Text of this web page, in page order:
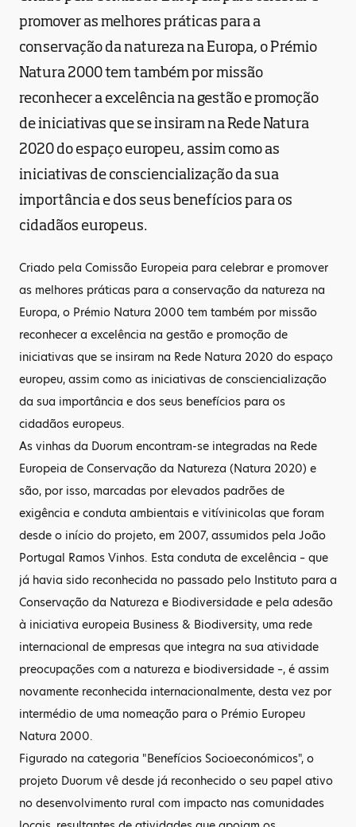
promover as melhores práticas para a
conservação da natureza na Europa, o Prémio
Natura 2000 tem também por missão
reconhecer a excelência na gestão e promoção
de iniciativas que se insiram na Rede Natura
2020 do espaço europeu, assim como as
iniciativas de consciencialização da sua
importância e dos seus benefícios para os
cidadãos europeus.
Criado pela Comissão Europeia para celebrar e promover
as melhores práticas para a conservação da natureza na
Europa, o Prémio Natura 2000 tem também por missão
reconhecer a excelência na gestão e promoção de
iniciativas que se insiram na Rede Natura 2020 do espaço
europeu, assim como as iniciativas de consciencialização
da sua importância e dos seus benefícios para os
cidadãos europeus.
As vinhas da Duorum encontram-se integradas na Rede
Europeia de Conservação da Natureza (Natura 2020) e
são, por isso, marcadas por elevados padrões de
exigência e conduta ambientais e vitívinicolas que foram
desde o início do projeto, em 2007, assumidos pela João
Portugal Ramos Vinhos. Esta conduta de excelência – que
já havia sido reconhecida no passado pelo Instituto para a
Conservação da Natureza e Biodiversidade e pela adesão
à iniciativa europeia Business & Biodiversity, uma rede
internacional de empresas que integra na sua atividade
preocupações com a natureza e biodiversidade –, é assim
novamente reconhecida internacionalmente, desta vez por
intermédio de uma nomeação para o Prémio Europeu
Natura 2000.
Figurado na categoria "Benefícios Socioeconómicos", o
projeto Duorum vê desde já reconhecido o seu papel ativo
no desenvolvimento rural com impacto nas comunidades